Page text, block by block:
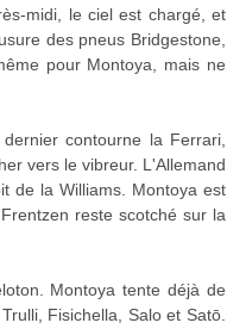
midi, le ciel est chargé, et
des pneus Bridgestone,
pour Montoya, mais ne
contourne la Ferrari,
vers le vibreur. L'Allemand
de la Williams. Montoya est
reste scotché sur la
Montoya tente déjà de
Fisichella, Salo et Satō.